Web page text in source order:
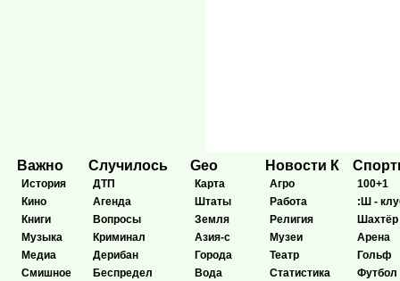
Важно
История
Кино
Книги
Музыка
Медиа
Смишное
Случилось
ДТП
Агенда
Вопросы
Криминал
Дерибан
Беспредел
Geo
Карта
Штаты
Земля
Азия-с
Города
Вода
Новости К
Агро
Работа
Религия
Музеи
Театр
Статистика
100+1
:Ш -
Шахтёр
Арена
Гольф
Футбол